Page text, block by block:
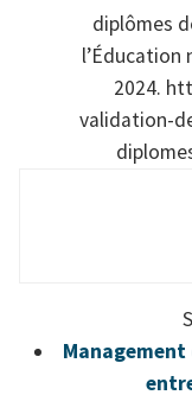
diplômes
l’Éducation
2024.
validation-